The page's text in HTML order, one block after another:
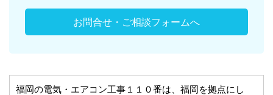
お問合せ・ご相談フォームへ
福岡の電気・エアコン工事１１０番は、福岡を拠点にし